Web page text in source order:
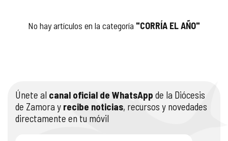
No hay artículos en la categoría "CORRÍA EL AÑO"
Únete al canal oficial de WhatsApp de la Diócesis
de Zamora y recibe noticias, recursos y novedades
directamente en tu móvil